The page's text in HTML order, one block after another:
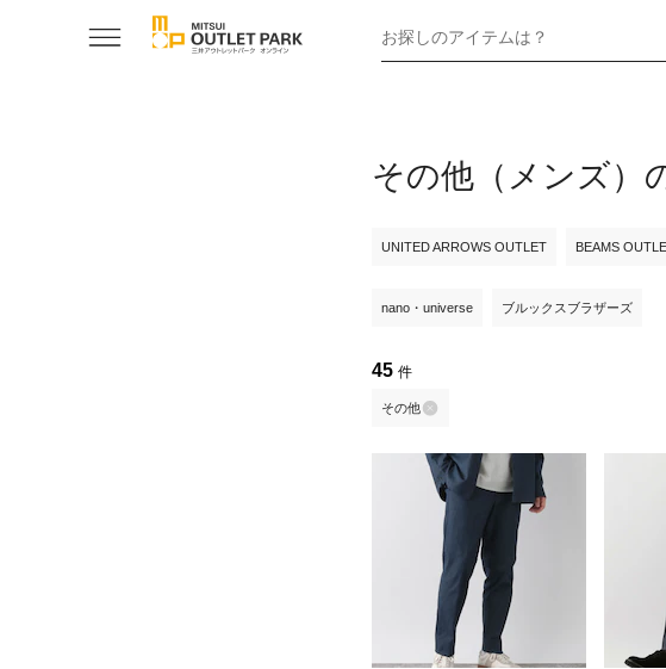
お探しのアイテムは？
その他（メンズ）
UNITED ARROWS OUTLET BEAMS
nano・universe ブルックスブラザーズ
45 件
その他